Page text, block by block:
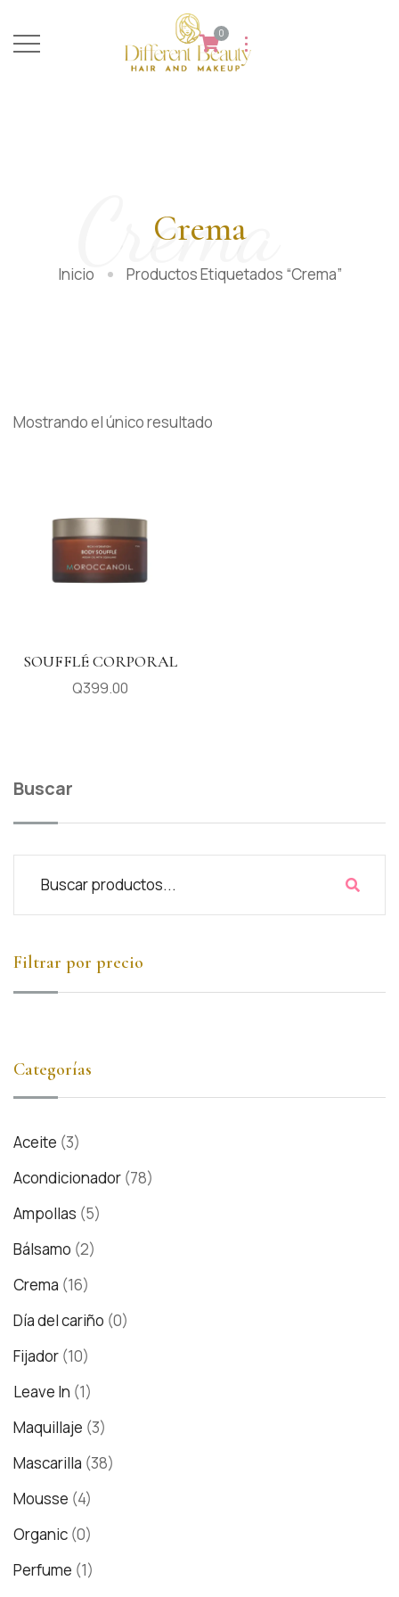
0
Crema
Crema
Inicio Productos Etiquetados “crema”
Buscar
Filtrar por precio
Categorías
Aceite (3)
Acondicionador (78)
Ampollas (5)
Bálsamo (2)
Crema (16)
Día del cariño (0)
Fijador (10)
Leave In (1)
Maquillaje (3)
Mascarilla (38)
Mousse (4)
Organic (0)
Perfume (1)
Mostrando el único resultado
SOUFFLÉ CORPORAL
Q399.00